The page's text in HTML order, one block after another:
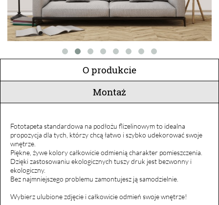
O produkcie
Montaż
Fototapeta standardowa na podłożu flizelinowym to idealna
propozycja dla tych, którzy chcą łatwo i szybko udekorować swoje
wnętrze.
Piękne, żywe kolory całkowicie odmienią charakter pomieszczenia.
Dzięki zastosowaniu ekologicznych tuszy druk jest bezwonny i
ekologiczny.
Bez najmniejszego problemu zamontujesz ją samodzielnie.
Wybierz ulubione zdjęcie i całkowicie odmień swoje wnętrze!